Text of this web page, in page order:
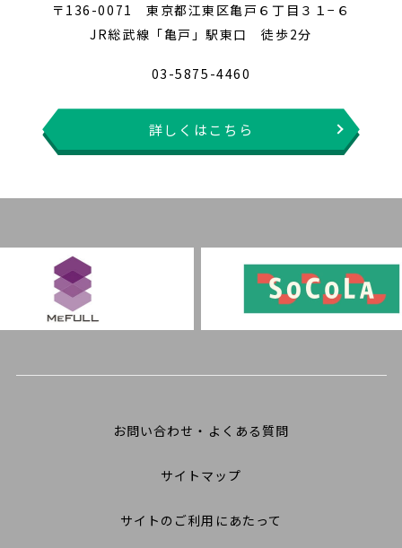
〒136-0071 東京都江東区亀戸６丁目３１−６
JR総武線「亀戸」駅東口 徒歩2分
03-5875-4460
詳しくはこちら
お問い合わせ・よくある質問
サイトマップ
サイトのご利用にあたって